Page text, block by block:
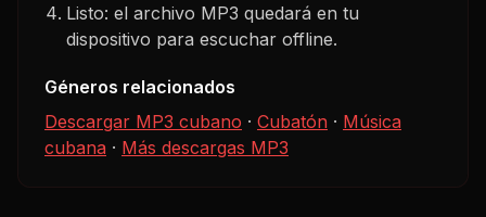
Listo: el archivo MP3 quedará en tu
dispositivo para escuchar offline.
Géneros relacionados
Descargar MP3 cubano · Cubatón · Música
cubana · Más descargas MP3